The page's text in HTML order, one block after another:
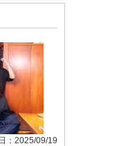
：2025/09/19